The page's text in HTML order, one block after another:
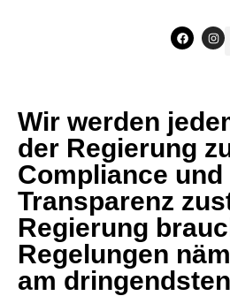
Wir werden
der Regierung
Compliance und
Transparenz
Regierung
Regelungen
am dringendsten